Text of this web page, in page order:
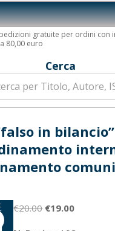
gratuite per ordini con
80,00 euro
Cerca
in
€20.00 Il
€19.00Il